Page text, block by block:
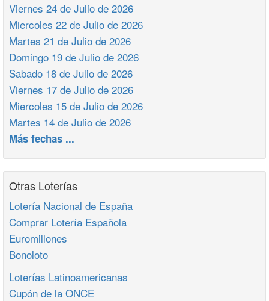
Viernes 24 de Julio de 2026
Miercoles 22 de Julio de 2026
Martes 21 de Julio de 2026
Domingo 19 de Julio de 2026
Sabado 18 de Julio de 2026
Viernes 17 de Julio de 2026
Miercoles 15 de Julio de 2026
Martes 14 de Julio de 2026
Más fechas ...
Otras Loterías
Lotería Nacional de España
Comprar Lotería Española
Euromillones
Bonoloto
Loterías Latinoamericanas
Cupón de la ONCE